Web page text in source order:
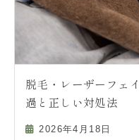
脱毛・レーザーフェ
過と正しい対処法
2026年4月18日